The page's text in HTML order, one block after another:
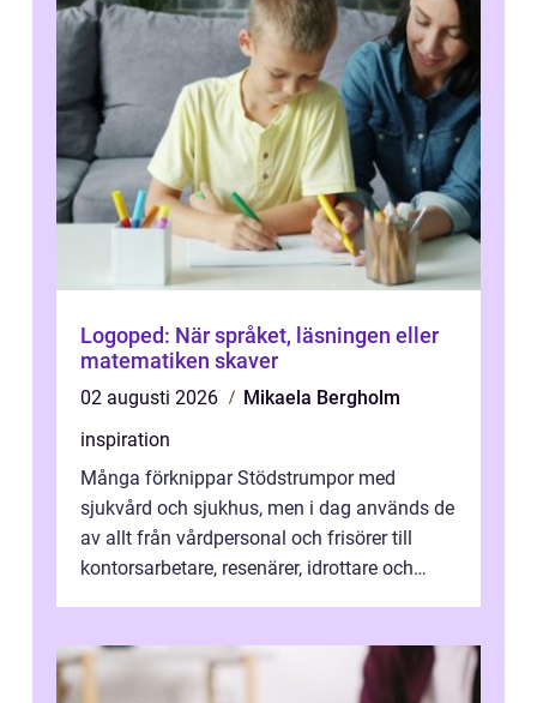
Logoped: När språket, läsningen eller
matematiken skaver
02 augusti 2026
Mikaela Bergholm
inspiration
Många förknippar Stödstrumpor med
sjukvård och sjukhus, men i dag används de
av allt från vårdpersonal och frisörer till
kontorsarbetare, resenärer, idrottare och